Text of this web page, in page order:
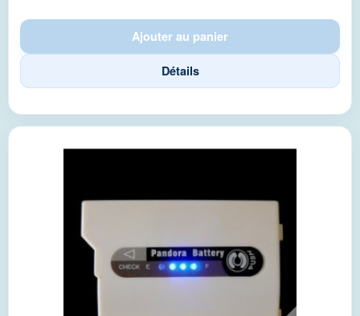
Ajouter au panier
Détails